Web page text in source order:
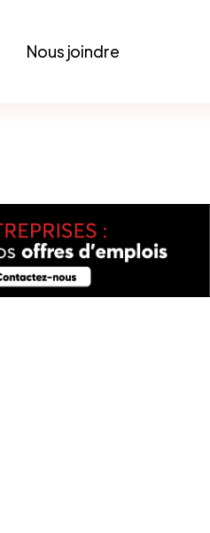
Nous joindre